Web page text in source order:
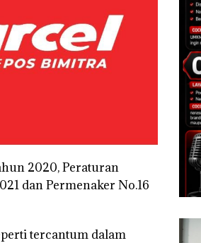
2020, Peraturan
dan Permenaker No.16
tercantum dalam